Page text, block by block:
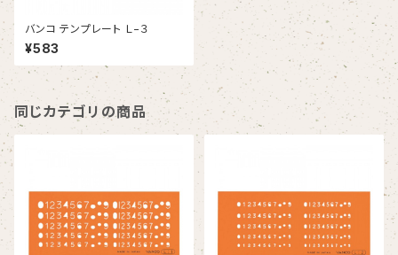
バンコ テンプレート Ｌ−３
¥583
同じカテゴリの商品